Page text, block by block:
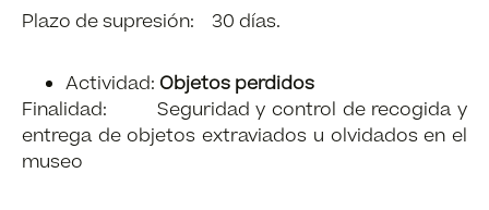
Plazo de supresión: 30 días.
Actividad: Objetos perdidos
Finalidad: Seguridad y control de recogida y
entrega de objetos extraviados u olvidados en el
museo